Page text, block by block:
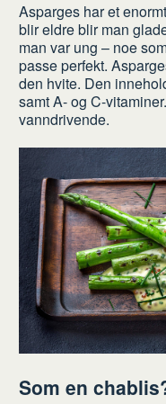
Asparges har et
blir eldre blir man
man var ung – noe
passe perfekt.
den hvite. Den
samt A- og C-
vanndrivende.
Som en